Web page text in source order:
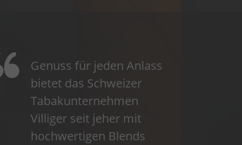
Genuss für jeden Anlass
bietet das Schweizer
Tabakunternehmen
Villiger seit jeher mit
hochwertigen Blends